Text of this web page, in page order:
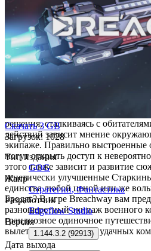
придумывайте уникальные
вам победу в космических битвах.
Сигнала вы прокладываете свой
перипетии захватывающего
первого раза не получилось —
каждым прохождением вы
снаряжение, повышая свои шансы
события не дадут вам заскучать,
испытания и повороты.
представителями шести
по-своему помогать или мешать
решения, сталкиваясь с
действий зависит мнение
экипаже. Правильно выстроенные
могут открыть доступ к
этого также зависит и развитие
генетически улучшенные
единства любой ценой или же
Бродяг? В игре Breachway вам
разношерстный экипаж военного
грандиозное одиночное
вылет — новый поиск удачных
Скачать3 GB
Загрузок: 1028
Тип издания
GOG
Жанр
Стратегии, Фантастика
Разработчик
Edgeflow Studio
Версия
1.144.3.2 (92913)
Дата выхода